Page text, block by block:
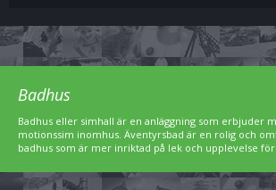
Badhus
Badhus eller simhall är en anläggning som erbjuder
motionssim inomhus. Äventyrsbad är en rolig och
badhus som är mer inriktad på lek och upplevelse